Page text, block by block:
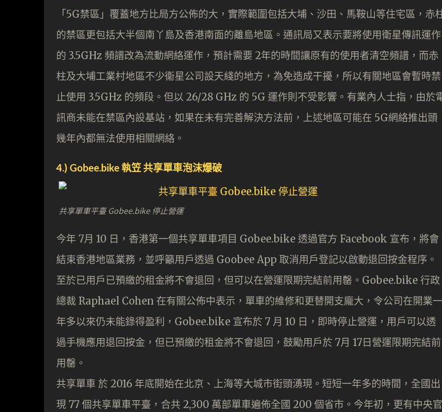
「5G禁區」覆蓋地方比局方公佈的大，實際範圍包括大埔、沙田、馬鞍山等住宅區，赤
的禁區更包括大半個南丫島及香港南面的離島地區。通訊局又表示要將使用衛星傳訊運作
的 3.5GHz 頻譜改為流動網絡運作，預計需要 2年的時間讓原有的使用者清空頻譜，而赤
柱及大埔工業村地區不少衞星公司設天綫的地方，為免造成干擾，所以有關地區會暫時禁
止使用 3.5GHz 的頻段。但以 26/28 GHz 的 5G 運作則不受影響。有業內人士指，由於
訊商未能在禁區內設基站，如果在未有完善解決方法前，上述地區可能在 5G網絡推出頭
幾年內都無法使用相關網絡。
4.) Gobee.bike 執笠 共享單車泡沫爆破
共享單車平臺 Gobee.bike 停止營運
今年 7月 10 日，香港第一個共享單車項目 Gobee.bike 透過官方 Facebook 宣布，將會
結束香港地區業務，並呼籲用戶透過 Goobee App 取消用戶登記以啟動退回按金程序。
至於已用戶已預繳的租金將不會退回，但可以在營運限期完結前用罄。Gobee.bike 行政
總裁 Raphael Cohen 在有關公佈中表示，單車的維修和更替開支龐大，令公司在開業一
年多以來仍未能錄得盈利，Gobee.bike 宣布於 7 月 10 日，即時停止營運，用戶可以透
過手機應用退回按金，但已預繳的租金將不會退回，鼓勵用戶於 7月 17日營運限期完結前
用罄。
共享單車 於 2016 年底開始在北京、上海等大城市街頭湧現。短短一年多的時間，全國出
現 77 個共享單車平臺，合共 2,300 萬部單車遍佈全國 200 個省市。今年初，更有中央官